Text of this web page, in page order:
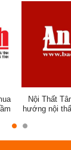
massage trị
xét nghiệm,
Nội Thất
hướng nội